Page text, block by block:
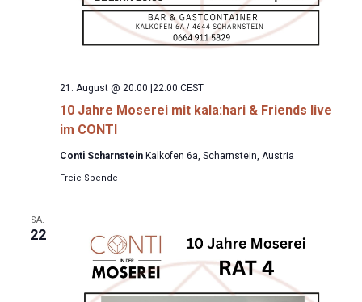
10 Jahre Moserei mit kala:hari & Friends live
im CONTI
21. August @ 20:00 |22:00 CEST
Conti Scharnstein Kalkofen 6a, Scharnstein, Austria
Freie Spende
SA.
22